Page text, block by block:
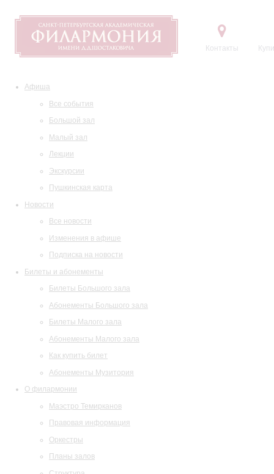
Контакты
Афиша
Все события
Большой зал
Малый зал
Лекции
Экскурсии
Пушкинская карта
Новости
Все новости
Изменения в афише
Подписка на новости
Билеты и абонементы
Билеты Большого зала
Абонементы Большого зала
Билеты Малого зала
Абонементы Малого зала
Как купить билет
Абонементы Музитория
О филармонии
Маэстро Темирканов
Правовая информация
Оркестры
Планы залов